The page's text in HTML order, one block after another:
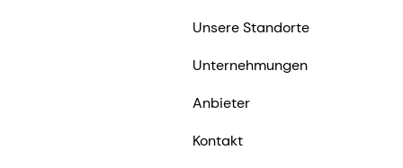
Unsere Standorte
Unternehmungen
Anbieter
Kontakt